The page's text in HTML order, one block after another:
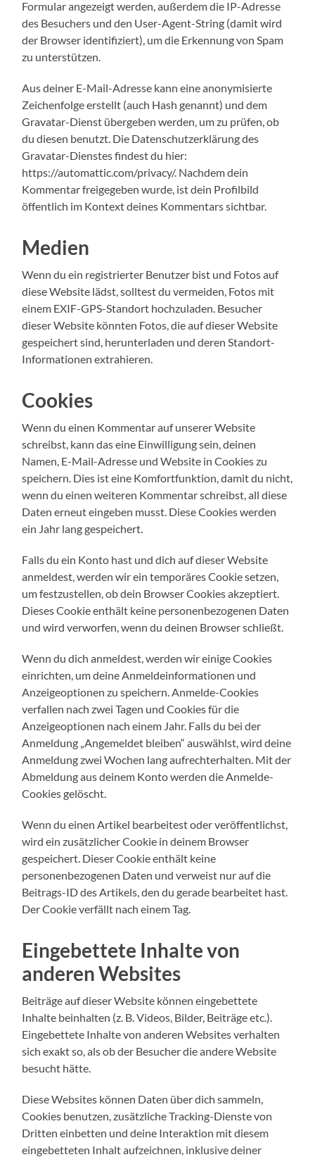
Formular angezeigt werden, außerdem die IP-Adresse
des Besuchers und den User-Agent-String (damit wird
der Browser identifiziert), um die Erkennung von Spam
zu unterstützen.
Aus deiner E-Mail-Adresse kann eine anonymisierte
Zeichenfolge erstellt (auch Hash genannt) und dem
Gravatar-Dienst übergeben werden, um zu prüfen, ob
du diesen benutzt. Die Datenschutzerklärung des
Gravatar-Dienstes findest du hier:
https://automattic.com/privacy/. Nachdem dein
Kommentar freigegeben wurde, ist dein Profilbild
öffentlich im Kontext deines Kommentars sichtbar.
Medien
Wenn du ein registrierter Benutzer bist und Fotos auf
diese Website lädst, solltest du vermeiden, Fotos mit
einem EXIF-GPS-Standort hochzuladen. Besucher
dieser Website könnten Fotos, die auf dieser Website
gespeichert sind, herunterladen und deren Standort-
Informationen extrahieren.
Cookies
Wenn du einen Kommentar auf unserer Website
schreibst, kann das eine Einwilligung sein, deinen
Namen, E-Mail-Adresse und Website in Cookies zu
speichern. Dies ist eine Komfortfunktion, damit du nicht,
wenn du einen weiteren Kommentar schreibst, all diese
Daten erneut eingeben musst. Diese Cookies werden
ein Jahr lang gespeichert.
Falls du ein Konto hast und dich auf dieser Website
anmeldest, werden wir ein temporäres Cookie setzen,
um festzustellen, ob dein Browser Cookies akzeptiert.
Dieses Cookie enthält keine personenbezogenen Daten
und wird verworfen, wenn du deinen Browser schließt.
Wenn du dich anmeldest, werden wir einige Cookies
einrichten, um deine Anmeldeinformationen und
Anzeigeoptionen zu speichern. Anmelde-Cookies
verfallen nach zwei Tagen und Cookies für die
Anzeigeoptionen nach einem Jahr. Falls du bei der
Anmeldung „Angemeldet bleiben“ auswählst, wird deine
Anmeldung zwei Wochen lang aufrechterhalten. Mit der
Abmeldung aus deinem Konto werden die Anmelde-
Cookies gelöscht.
Wenn du einen Artikel bearbeitest oder veröffentlichst,
wird ein zusätzlicher Cookie in deinem Browser
gespeichert. Dieser Cookie enthält keine
personenbezogenen Daten und verweist nur auf die
Beitrags-ID des Artikels, den du gerade bearbeitet hast.
Der Cookie verfällt nach einem Tag.
Eingebettete Inhalte von
anderen Websites
Beiträge auf dieser Website können eingebettete
Inhalte beinhalten (z. B. Videos, Bilder, Beiträge etc.).
Eingebettete Inhalte von anderen Websites verhalten
sich exakt so, als ob der Besucher die andere Website
besucht hätte.
Diese Websites können Daten über dich sammeln,
Cookies benutzen, zusätzliche Tracking-Dienste von
Dritten einbetten und deine Interaktion mit diesem
eingebetteten Inhalt aufzeichnen, inklusive deiner